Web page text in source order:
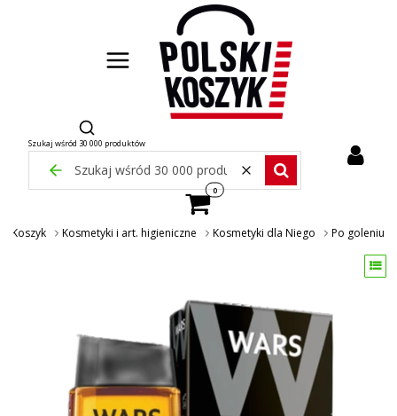
Otwórz wyszukiwarkę
Szukaj wśród 30 000 produktów
Zamknij wyszukiwarkę WyczyśćSzukaj wśród 30 000
Produkty w koszyku: 0. Zobacz
Koszyk Kosmetyki i art. higieniczne Kosmetyki dla Niego Po goleniu